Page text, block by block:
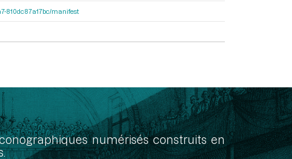
810dc87a17bc/manifest
numérisés construits en